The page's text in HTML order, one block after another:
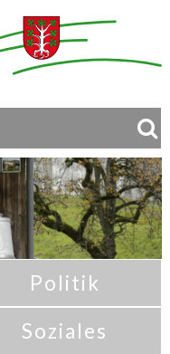
Politik
Soziales